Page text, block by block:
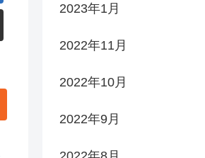
2023年1月
2022年11月
2022年10月
2022年9月